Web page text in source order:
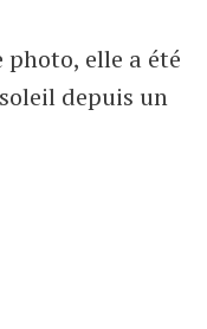
photo, elle a été
depuis un